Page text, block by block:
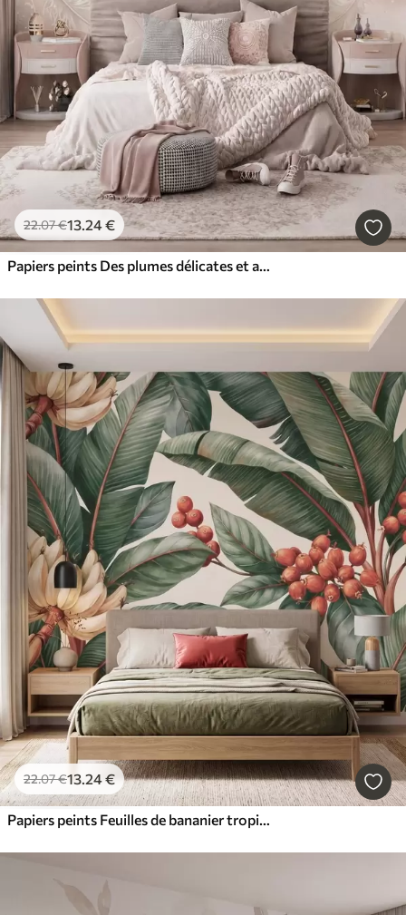
22.07€13.24€
Papiers peints Des plumes délicates et aériennes, nimbées d'une brume rose-pêche aux reflets chatoyants
22.07€13.24€
Papiers peints Feuilles de bananier tropicales ornées de grappes de baies de café rouges, style aquarelle